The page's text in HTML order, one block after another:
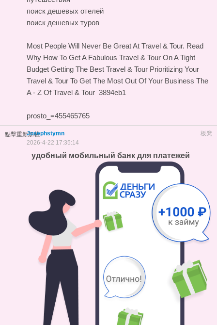
поиск дешевых отелей
поиск дешевых туров
Most People Will Never Be Great At Travel & Tour. Read
Why How To Get A Fabulous Travel & Tour On A Tight
Budget Getting The Best Travel & Tour Prioritizing Your
Travel & Tour To Get The Most Out Of Your Business The
A - Z Of Travel & Tour 3894eb1
prosto_=455465765
點擊重新加載 板凳
Josephstymn
2026-4-22 17:35:14
удобный мобильный банк для платежей